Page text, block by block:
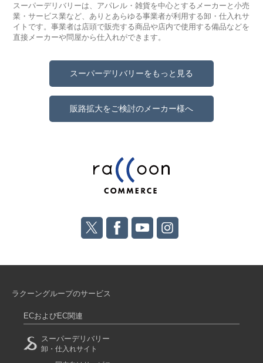
スーパーデリバリーは、アパレル・雑貨を中心とするメーカーと小売
業・サービス業など、ありとあらゆる事業者が利用する卸・仕入れサ
イトです。事業者は店頭で販売する商品や店内で使用する備品などを
直接メーカーや問屋から仕入れができます。
スーパーデリバリーをもっと見る
販路拡大をご検討のメーカー様へ
ラクーングループのサービス
ECおよびEC関連
スーパーデリバリー
卸・仕入れサイト